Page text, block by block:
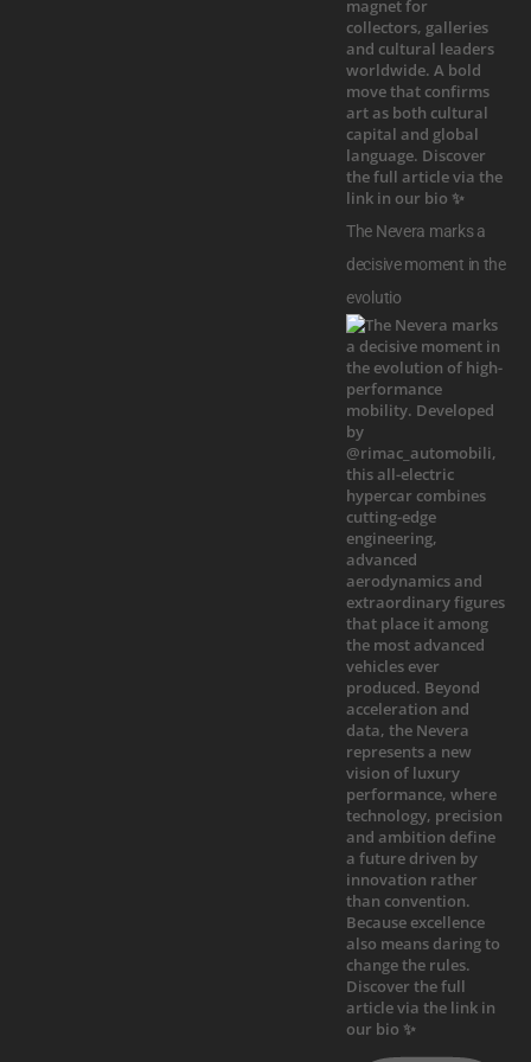
The Nevera marks a
decisive moment in the
evolutio